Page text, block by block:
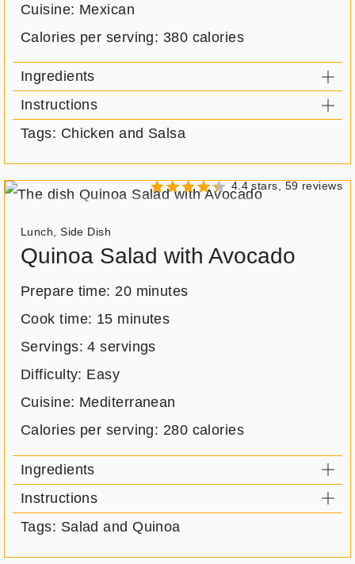
Cuisine: Mexican
Calories per serving: 380 calories
Ingredients
Instructions
Tags: Chicken and Salsa
4.4 stars, 59 reviews
Meal
type:
Lunch,Side Dish
Quinoa Salad with Avocado
Prepare time: 20 minutes
Cook time: 15 minutes
Servings:4 servings
Difficulty: Easy
Cuisine: Mediterranean
Calories per serving: 280 calories
Ingredients
Instructions
Tags: Salad and Quinoa